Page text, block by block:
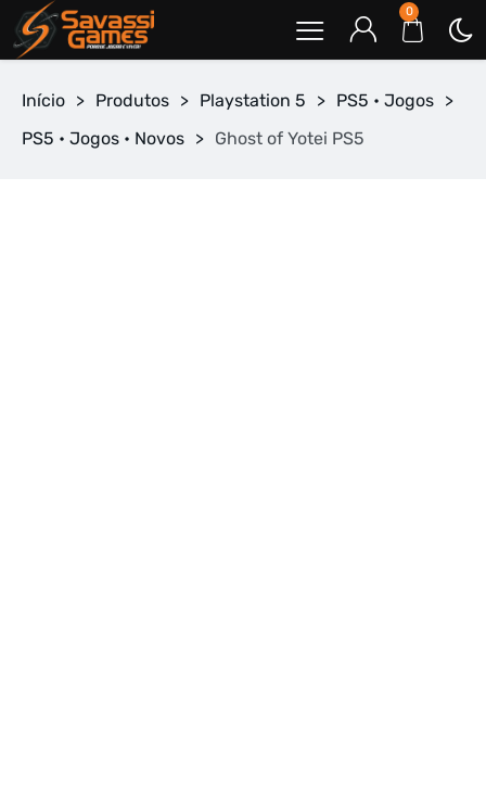
0
Início > Produtos > Playstation 5 > PS5 • Jogos >
PS5 • Jogos • Novos > Ghost of Yotei PS5